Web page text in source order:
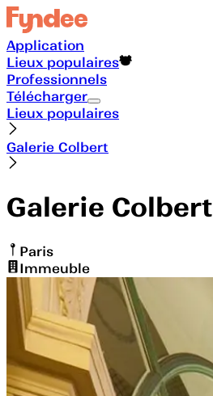
Application
Lieux populaires
Professionnels
Télécharger
Lieux populaires
Galerie Colbert
Galerie Colbert
Paris
Immeuble